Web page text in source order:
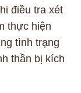
điều tra xét
thực hiện
tình trạng
thần bị kích